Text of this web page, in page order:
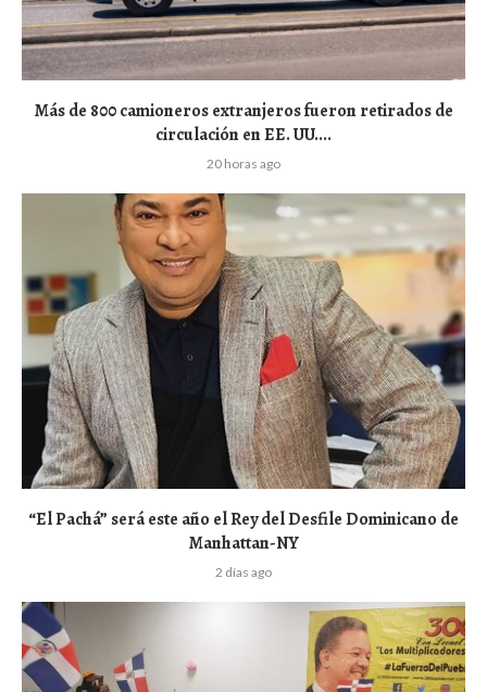
Más de 800 camioneros extranjeros fueron retirados de
circulación en EE. UU....
20 horas ago
“El Pachá” será este año el Rey del Desfile Dominicano de
Manhattan-NY
2 días ago